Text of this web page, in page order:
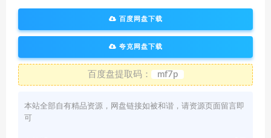
百度网盘下载
夸克网盘下载
百度盘提取码： mf7p
本站全部自有精品资源，网盘链接如被和谐，请资源页面留言即
可